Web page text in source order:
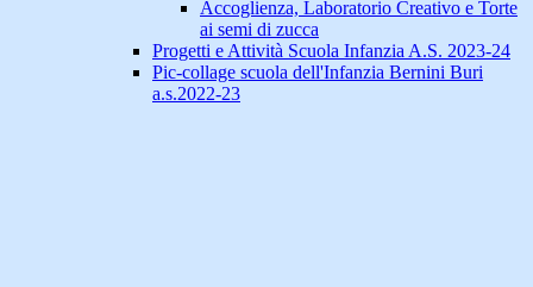
Accoglienza, Laboratorio Creativo e Torte
ai semi di zucca
Progetti e Attività Scuola Infanzia A.S. 2023-24
Pic-collage scuola dell'Infanzia Bernini Buri
a.s.2022-23